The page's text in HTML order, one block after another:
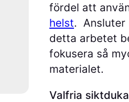
fördel att
helst. Ansluter
detta arbetet
fokusera så
materialet.
Valfria